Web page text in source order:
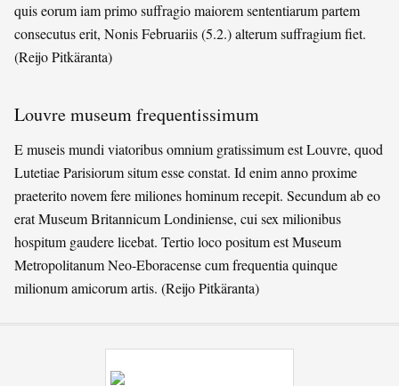
quis eorum iam primo suffragio maiorem sententiarum partem
consecutus erit, Nonis Februariis (5.2.) alterum suffragium fiet.
(Reijo Pitkäranta)
Louvre museum frequentissimum
E museis mundi viatoribus omnium gratissimum est Louvre, quod
Lutetiae Parisiorum situm esse constat. Id enim anno proxime
praeterito novem fere miliones hominum recepit. Secundum ab eo
erat Museum Britannicum Londiniense, cui sex milionibus
hospitum gaudere licebat. Tertio loco positum est Museum
Metropolitanum Neo-Eboracense cum frequentia quinque
milionum amicorum artis. (Reijo Pitkäranta)